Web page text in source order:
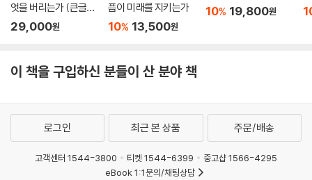
엇을 버리는가 (큰글자
도서)
29,000원
픔이 미래를 지키는가
10% 13,500원
10% 19,800원
이 책을 구입하신 분들이 산 분야 책
로그인 최근 본 상품 주문/배송
고객센터 1544-3800 티켓 1544-6399
중고샵 1566-4295
eBook 1:1문의/채팅상담